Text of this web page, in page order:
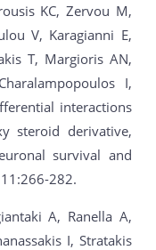
KC, Zervou M,
V, Karagianni E,
T, Margioris AN,
I,
interactions
steroid derivative,
survival and
11:266-282.
A, Ranella A,
I, Stratakis